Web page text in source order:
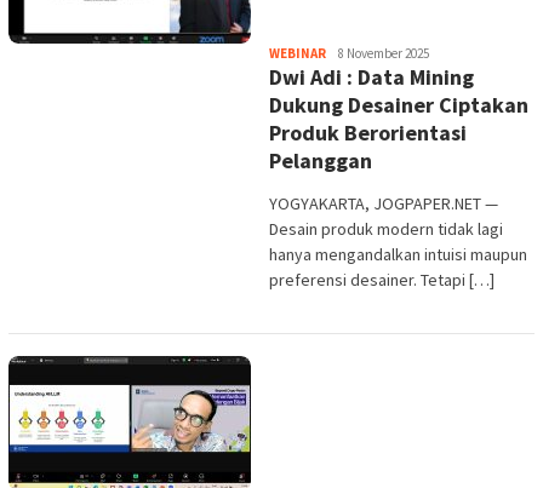
WEBINARHeri
Purwata
8 November 2025
Dwi Adi : Data Mining
Dukung Desainer Ciptakan
Produk Berorientasi
Pelanggan
YOGYAKARTA, JOGPAPER.NET —
Desain produk modern tidak lagi
hanya mengandalkan intuisi maupun
preferensi desainer. Tetapi […]